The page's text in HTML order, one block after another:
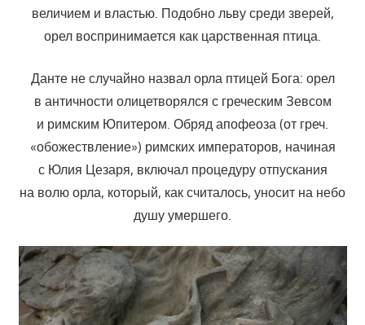
величием и властью. Подобно льву среди зверей,
орел воспринимается как царственная птица.
Данте не случайно назвал орла птицей Бога: орел
в античности олицетворялся с греческим Зевсом
и римским Юпитером. Обряд апофеоза (от греч.
«обожествление») римских императоров, начиная
с Юлия Цезаря, включал процедуру отпускания
на волю орла, который, как считалось, уносит на небо
душу умершего.